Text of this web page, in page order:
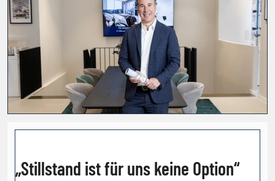
„Stillstand ist für uns keine Option“